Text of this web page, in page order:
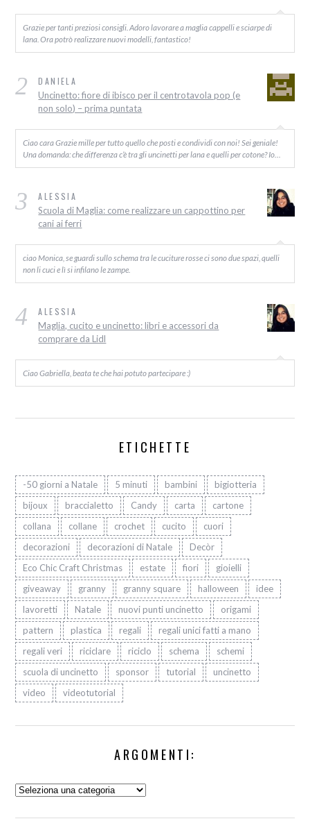
Grazie per tanti preziosi consigli. Adoro lavorare a maglia cappelli e sciarpe di
lana. Ora potrò realizzare nuovi modelli, fantastico!
2 DANIELA
Uncinetto: fiore di ibisco per il centrotavola pop (e
non solo) – prima puntata
Ciao cara Grazie mille per tutto quello che posti e condividi con noi! Sei geniale!
Una domanda: che differenza c’è tra gli uncinetti per lana e quelli per cotone? Io…
3 ALESSIA
Scuola di Maglia: come realizzare un cappottino per
cani ai ferri
ciao Monica, se guardi sullo schema tra le cuciture rosse ci sono due spazi, quelli
non li cuci e lì si infilano le zampe.
4 ALESSIA
Maglia, cucito e uncinetto: libri e accessori da
comprare da Lidl
Ciao Gabriella, beata te che hai potuto partecipare :)
ETICHETTE
-50 giorni a Natale 5 minuti bambini
bigiotteria
bijoux
braccialetto Candy carta
cartone
collana
collane crochet cucito
cuori
decorazioni
decorazioni di Natale
Decòr
Eco Chic Craft Christmas
estate fiori
gioielli
giveaway
granny granny square halloween
idee
lavoretti
Natale nuovi punti uncinetto
origami
pattern
plastica regali
regali unici fatti a mano
regali veri
riciclare riciclo schema
schemi
scuola di uncinetto
sponsor tutorial
uncinetto
video
videotutorial
ARGOMENTI:
Argomenti: